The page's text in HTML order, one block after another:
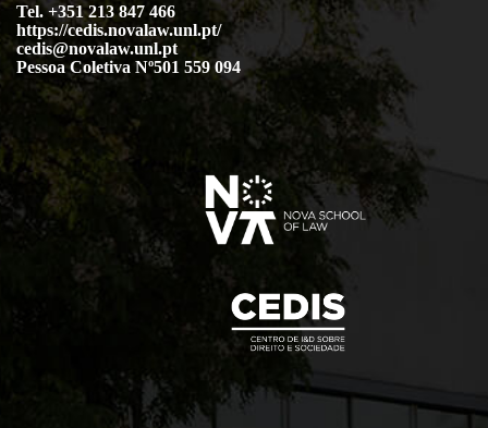
Tel. +351 213 847 466
https://cedis.novalaw.unl.pt/
cedis@novalaw.unl.pt
Pessoa Coletiva Nº501 559 094